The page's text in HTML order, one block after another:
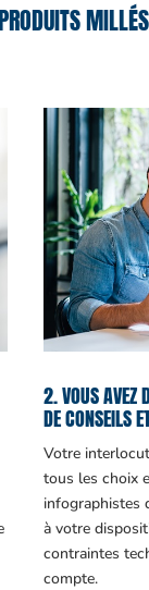
2. VOUS AVEZ
DE CONSEILS
Votre
tous les choix
infographistes
à votre
contraintes
compte.